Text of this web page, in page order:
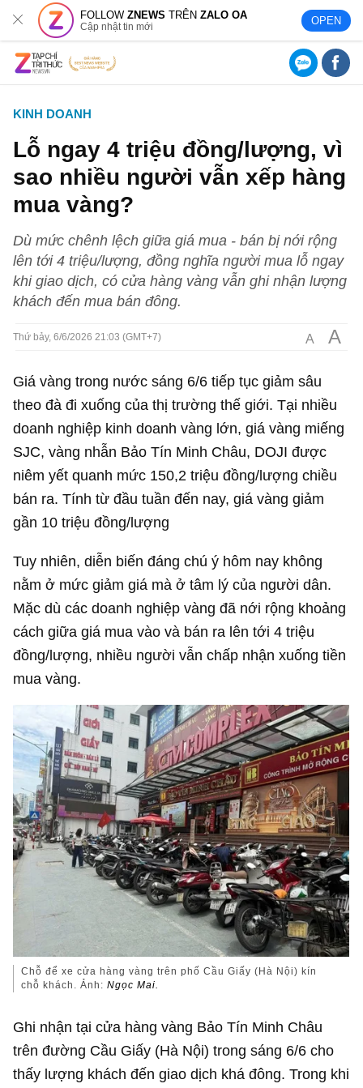
FOLLOWZNEWS TRÊNZALO OA
Cập nhật tin mới OPEN
KINH DOANH
Lỗ ngay 4 triệu đồng/lượng, vì
sao nhiều người vẫn xếp hàng
mua vàng?
Dù mức chênh lệch giữa giá mua - bán bị nới rộng
lên tới 4 triệu/lượng, đồng nghĩa người mua lỗ ngay
khi giao dịch, có cửa hàng vàng vẫn ghi nhận lượng
khách đến mua bán đông.
Thứ bảy, 6/6/2026 21:03 (GMT+7) A A
Giá vàng trong nước sáng 6/6 tiếp tục giảm sâu
theo đà đi xuống của thị trường thế giới. Tại nhiều
doanh nghiệp kinh doanh vàng lớn, giá vàng miếng
SJC, vàng nhẫn Bảo Tín Minh Châu, DOJI được
niêm yết quanh mức 150,2 triệu đồng/lượng chiều
bán ra. Tính từ đầu tuần đến nay, giá vàng giảm
gần 10 triệu đồng/lượng
Tuy nhiên, diễn biến đáng chú ý hôm nay không
nằm ở mức giảm giá mà ở tâm lý của người dân.
Mặc dù các doanh nghiệp vàng đã nới rộng khoảng
cách giữa giá mua vào và bán ra lên tới 4 triệu
đồng/lượng, nhiều người vẫn chấp nhận xuống tiền
mua vàng.
Chỗ để xe cửa hàng vàng trên phố Cầu Giấy (Hà Nội) kín
chỗ khách. Ảnh:Ngọc Mai.
Ghi nhận tại cửa hàng vàng Bảo Tín Minh Châu
trên đường Cầu Giấy (Hà Nội) trong sáng 6/6 cho
thấy lượng khách đến giao dịch khá đông. Trong khi